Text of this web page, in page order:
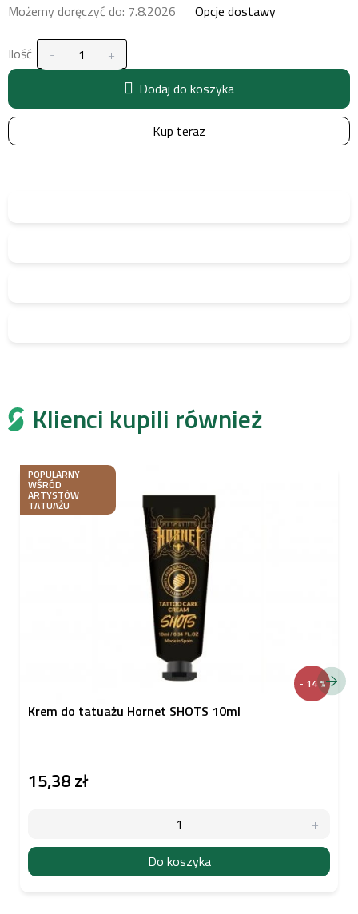
Możemy doręczyć do: 7.8.2026 Opcje dostawy
Ilość
Dodaj do koszyka
Kup teraz
Klienci kupili również
- 14 %
POPULARNY
WŚRÓD
ARTYSTÓW
TATUAŻU
Krem do tatuażu Hornet SHOTS 10ml
15,38 zł
Do koszyka